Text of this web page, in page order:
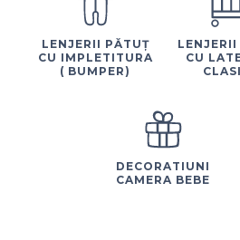
LENJERII PĂTUȚ
CU IMPLETITURA
( BUMPER)
CU
DECORATIUNI
CAMERA BEBE